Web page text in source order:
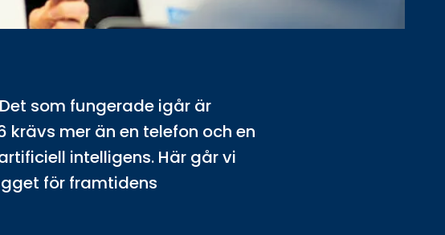
som fungerade igår är
mer än en telefon och en
intelligens. Här går vi
för framtidens